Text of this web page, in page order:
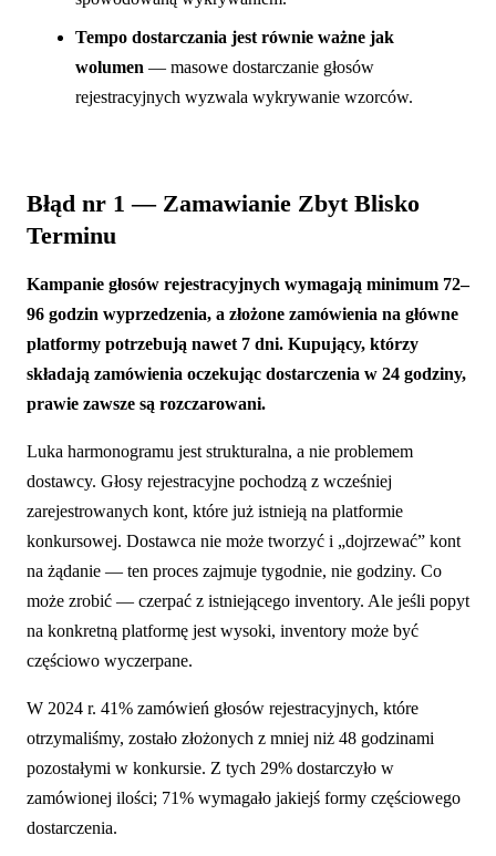
Tempo dostarczania jest równie ważne jak
wolumen — masowe dostarczanie głosów
rejestracyjnych wyzwala wykrywanie wzorców.
Błąd nr 1 — Zamawianie Zbyt Blisko
Terminu
Kampanie głosów rejestracyjnych wymagają minimum 72–
96 godzin wyprzedzenia, a złożone zamówienia na główne
platformy potrzebują nawet 7 dni. Kupujący, którzy
składają zamówienia oczekując dostarczenia w 24 godziny,
prawie zawsze są rozczarowani.
Luka harmonogramu jest strukturalna, a nie problemem
dostawcy. Głosy rejestracyjne pochodzą z wcześniej
zarejestrowanych kont, które już istnieją na platformie
konkursowej. Dostawca nie może tworzyć i „dojrzewać” kont
na żądanie — ten proces zajmuje tygodnie, nie godziny. Co
może zrobić — czerpać z istniejącego inventory. Ale jeśli popyt
na konkretną platformę jest wysoki, inventory może być
częściowo wyczerpane.
W 2024 r. 41% zamówień głosów rejestracyjnych, które
otrzymaliśmy, zostało złożonych z mniej niż 48 godzinami
pozostałymi w konkursie. Z tych 29% dostarczyło w
zamówionej ilości; 71% wymagało jakiejś formy częściowego
dostarczenia.